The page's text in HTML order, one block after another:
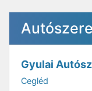
Gyulai
Cegléd